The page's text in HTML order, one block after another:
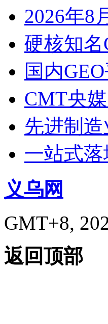
2026年8
硬核知
国内
CMT央
先进制
一站式
义乌网
GMT+8,
返回顶部